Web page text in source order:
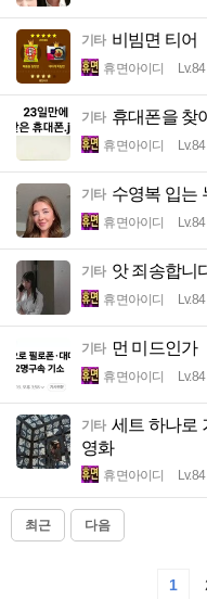
기타 비빔면 티어
휴면아이디 Lv.84
기타 휴대폰을 찾
휴면아이디 Lv.84
기타 수영복 입는
휴면아이디 Lv.84
기타 앗 죄송합니
휴면아이디 Lv.84
기타 먼 미드인가
휴면아이디 Lv.84
기타 세트 하나로
영화
휴면아이디 Lv.84
최근 다음
1